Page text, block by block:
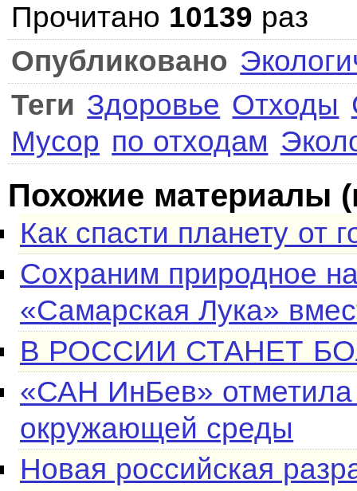
Прочитано 10139 раз
Опубликовано
Теги Здоровье Отходы
Мусор по отходам
Похожие материалы
Как спасти планету от
Сохраним природное
«Самарская Лука»
В РОССИИ СТАНЕТ
«САН ИнБев»
окружающей среды
Новая российская